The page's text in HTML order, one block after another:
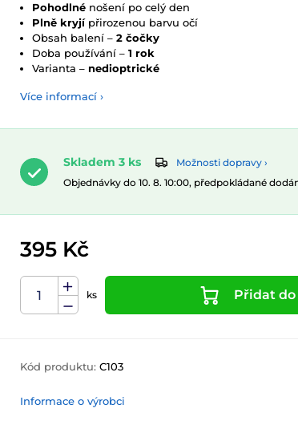
Pohodlné nošení po celý den
Plně kryjípřirozenou barvu očí
Obsah balení – 2 čočky
Doba používání – 1 rok
Varianta – nedioptrické
Více informací ›
Skladem 3 ks
Možnosti dopravy ›
Objednávky do 10. 8. 10:00, předpokládané
395 Kč
ks Přidat
Kód produktu: C103
Informace o výrobci